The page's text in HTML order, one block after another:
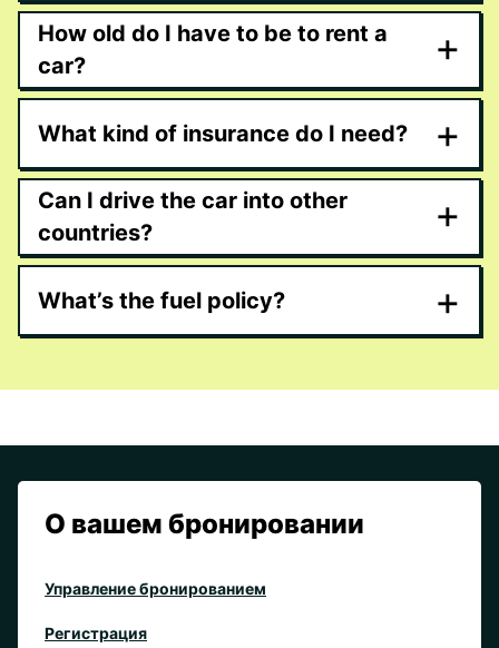
How old do I have to be to rent a
car?
+
What kind of insurance do I need? +
Can I drive the car into other
countries?
+
What’s the fuel policy? +
О вашем бронировании
Управление бронированием
Регистрация